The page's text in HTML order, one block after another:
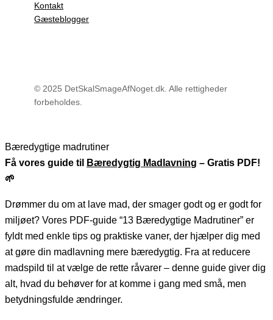
Kontakt
Gæsteblogger
© 2025 DetSkalSmageAfNoget.dk. Alle rettigheder
forbeholdes.
Bæredygtige madrutiner
Få vores guide til Bæredygtig Madlavning – Gratis PDF!
🌱
Drømmer du om at lave mad, der smager godt og er godt for
miljøet? Vores PDF-guide “13 Bæredygtige Madrutiner” er
fyldt med enkle tips og praktiske vaner, der hjælper dig med
at gøre din madlavning mere bæredygtig. Fra at reducere
madspild til at vælge de rette råvarer – denne guide giver dig
alt, hvad du behøver for at komme i gang med små, men
betydningsfulde ændringer.